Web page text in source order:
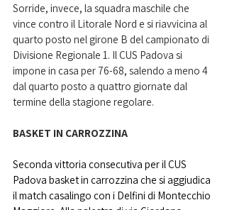
Sorride, invece, la squadra maschile che
vince contro il Litorale Nord e si riavvicina al
quarto posto nel girone B del campionato di
Divisione Regionale 1. Il CUS Padova si
impone in casa per 76-68, salendo a meno 4
dal quarto posto a quattro giornate dal
termine della stagione regolare.
BASKET IN CARROZZINA
Seconda vittoria consecutiva per il CUS
Padova basket in carrozzina che si aggiudica
il match casalingo con i Delfini di Montecchio